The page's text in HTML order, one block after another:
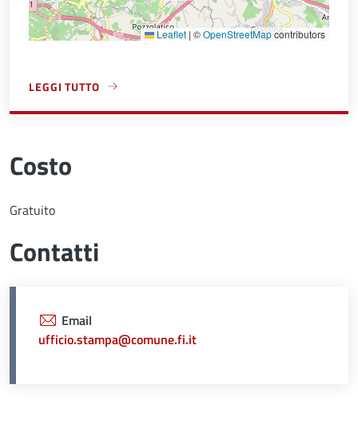
Leaflet | ©OpenStreetMapcontributors
LEGGI TUTTO
A PROPOSITO DI PALAZZO VECCHIO
Costo
Gratuito
Contatti
Email
ufficio.stampa@comune.fi.it